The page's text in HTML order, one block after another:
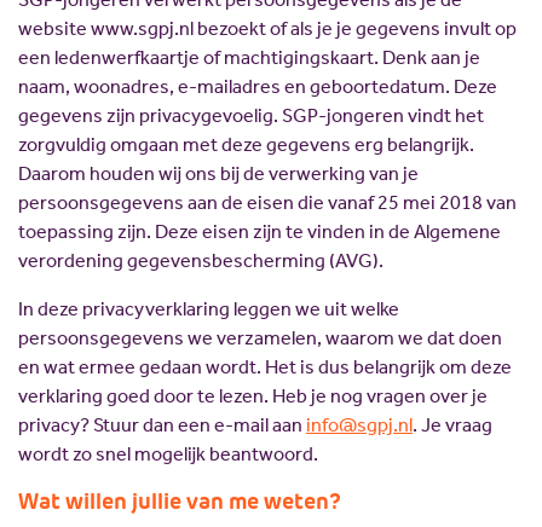
Spreekbeurtpakket
JV Pakket
website www.sgpj.nl bezoekt of als je je gegevens invult op
een ledenwerfkaartje of machtigingskaart. Denk aan je
naam, woonadres, e-mailadres en geboortedatum. Deze
gegevens zijn privacygevoelig. SGP-jongeren vindt het
zorgvuldig omgaan met deze gegevens erg belangrijk.
Daarom houden wij ons bij de verwerking van je
persoonsgegevens aan de eisen die vanaf 25 mei 2018 van
toepassing zijn. Deze eisen zijn te vinden in de Algemene
verordening gegevensbescherming (AVG).
In deze privacyverklaring leggen we uit welke
persoonsgegevens we verzamelen, waarom we dat doen
en wat ermee gedaan wordt. Het is dus belangrijk om deze
verklaring goed door te lezen. Heb je nog vragen over je
privacy? Stuur dan een e-mail aan info@sgpj.nl. Je vraag
wordt zo snel mogelijk beantwoord.
Wat willen jullie van me weten?